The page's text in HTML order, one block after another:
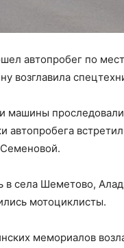
автопробег по
возглавила
машины
автопробега
в села Шеметово,
мотоциклисты.
мемориалов